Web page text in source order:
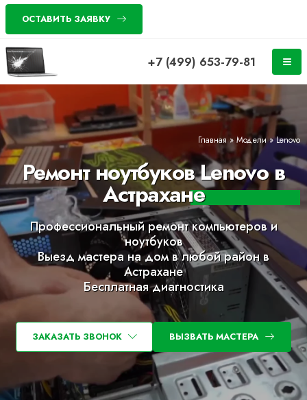
ОСТАВИТЬ ЗАЯВКУ
+7 (499) 653-79-81
Главная»Модели»Lenovo
Ремонт ноутбуков Lenovo в
Астрахане
Профессиональный ремонт компьютеров и
ноутбуков
Выезд мастера на дом в любой район в
Астрахане
Бесплатная диагностика
ЗАКАЗАТЬ ЗВОНОК ВЫЗВАТЬ МАСТЕРА